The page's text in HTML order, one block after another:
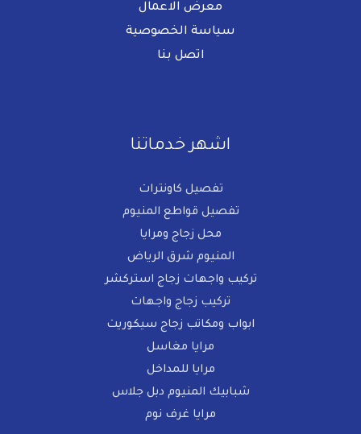
معرض الاعمال
سياسة الخصوصية
اتصل بنا
اشهر خدماتنا
تفصيل كاونترات
تفصيل قواطع المنيوم​
محل زجاج ومرايا
المنيوم شرق الرياض
تركيب واجهات زجاج استركشر
تركيب زجاج واجهات
ابواب ومكاتب زجاج سيكوريت
مرايا مغاسل
مرايا للمداخل​
شبابيك المنيوم دبل جلاس
مرايا غرف نوم​